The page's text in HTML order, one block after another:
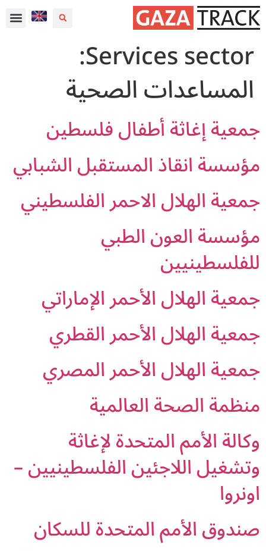
Services sector:
المساعدات الصحية
جمعية إغاثة أطفال فلسطين
مؤسسة انقاذ المستقبل الشبابي
جمعية الهلال الاحمر الفلسطيني
مؤسسة العون الطبي
للفلسطينيين
جمعية الهلال الأحمر الإماراتي
جمعية الهلال الأحمر القطري
جمعية الهلال الأحمر المصري
منظمة الصحة العالمية
وكالة الأمم المتحدة لإغاثة
وتشغيل اللاجئين الفلسطينيين –
اونروا
صندوق الأمم المتحدة للسكان